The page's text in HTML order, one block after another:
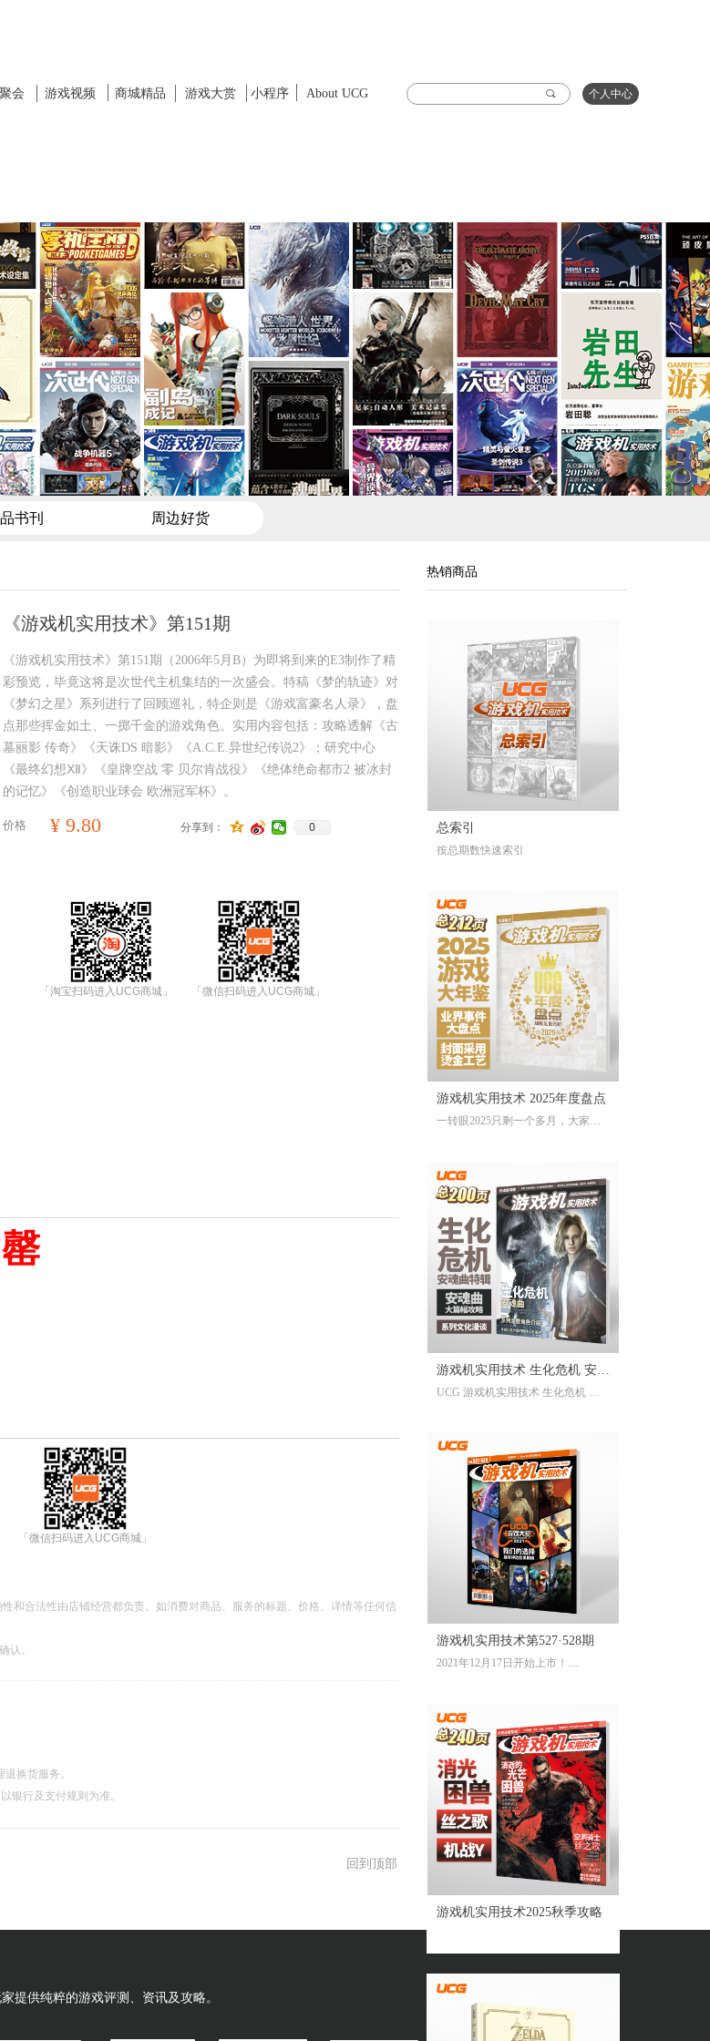
끠
商城精品 游戏大赏
会 游戏视频 小程序 About UCG 个人中心
《游戏机实用技术》第151期
价格 ¥ 9.80 分享到： 0
回到顶部
热销商品
「微信扫码进入UCG商城」
「淘宝扫码进入UCG商城」
《游戏机实用技术》第151期（2006年5月B）为即将到来的E3制作了精
彩预览，毕竟这将是次世代主机集结的一次盛会。特稿《梦的轨迹》对
《梦幻之星》系列进行了回顾巡礼，特企则是《游戏富豪名人录》，盘
点那些挥金如土、一掷千金的游戏角色。实用内容包括：攻略透解《古
墓丽影 传奇》《天诛DS 暗影》《A.C.E.异世纪传说2》；研究中心
《最终幻想Ⅻ》《皇牌空战 零 贝尔肯战役》《绝体绝命都市2 被冰封
的记忆》《创造职业球会 欧洲冠军杯》。
和合法性由店铺经营都负责。如消费对商品、服务的标题、价格、详情等任何信
认。
换货服务。
银行及支付规则为准。
书刊 周边好货
总索引
按总期数快速索引
游戏机实用技术 2025年度盘点
一转眼2025只剩一个多月，大家对
前一亮的独立游戏、令人印象深刻
的游戏大事？不记得也不要紧，
《游戏机实用技术 2025年度盘点》
已经帮你全部整合完毕。2025年度
的游戏资讯，看这一本就足够。
继承自UCG每年的年度特辑及合
刊，我们最经典的游戏大年鉴、游
戏大盘点栏目依然在线；年年有今
日岁岁有今朝，UCG小编们心目中
以聚众锐评环节，想要来围观吐槽
的朋友们也请绝对不要放过。此
多打赢复活赛的攻略栏目“实用至上
主义”——最全面的游戏盘点，最详
尽的年鉴资料，更有小而美周边随
限定版档位一起赠送，收藏价值妥
游戏机实用技术 生化危机 安魂
曲特辑
UCG 游戏机实用技术 生化危机 安
游戏机实用技术第527·528期
2021年12月17日开始上市！
游戏机实用技术2025秋季攻略
「微信扫码进入UCG商城」
提供纯粹的游戏评测、资讯及攻略。